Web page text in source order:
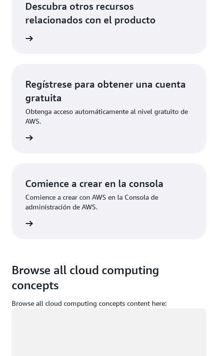
Descubra otros recursos
relacionados con el producto
Regístrese para obtener una cuenta
gratuita
Obtenga acceso automáticamente al nivel gratuito de
AWS.
Comience a crear en la consola
Comience a crear con AWS en la Consola de
administración de AWS.
Browse all cloud computing
concepts
Browse all cloud computing concepts content here: